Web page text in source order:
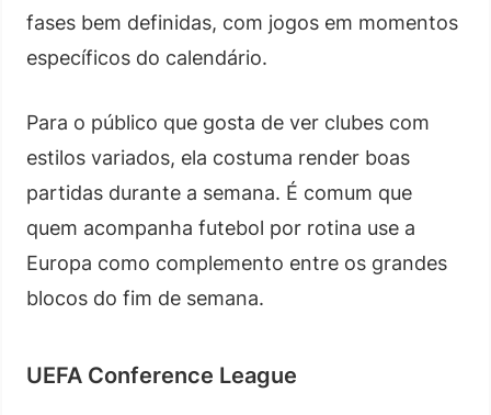
fases bem definidas, com jogos em momentos
específicos do calendário.
Para o público que gosta de ver clubes com
estilos variados, ela costuma render boas
partidas durante a semana. É comum que
quem acompanha futebol por rotina use a
Europa como complemento entre os grandes
blocos do fim de semana.
UEFA Conference League